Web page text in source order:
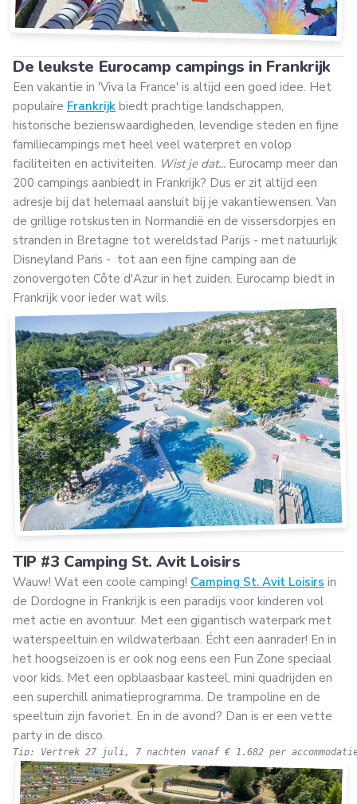
De leukste Eurocamp campings in Frankrijk
Een vakantie in 'Viva la France' is altijd een goed idee. Het
populaire Frankrijk biedt prachtige landschappen,
historische bezienswaardigheden, levendige steden en fijne
familiecampings met heel veel waterpret en volop
faciliteiten en activiteiten. Wist je dat... Eurocamp meer dan
200 campings aanbiedt in Frankrijk? Dus er zit altijd een
adresje bij dat helemaal aansluit bij je vakantiewensen. Van
de grillige rotskusten in Normandië en de vissersdorpjes en
stranden in Bretagne tot wereldstad Parijs - met natuurlijk
Disneyland Paris - tot aan een fijne camping aan de
zonovergoten Côte d'Azur in het zuiden. Eurocamp biedt in
Frankrijk voor ieder wat wils.
TIP #3 Camping St. Avit Loisirs
Wauw! Wat een coole camping! Camping St. Avit Loisirs in
de Dordogne in Frankrijk is een paradijs voor kinderen vol
met actie en avontuur. Met een gigantisch waterpark met
waterspeeltuin en wildwaterbaan. Écht een aanrader! En in
het hoogseizoen is er ook nog eens een Fun Zone speciaal
voor kids. Met een opblaasbaar kasteel, mini quadrijden en
een superchill animatieprogramma. De trampoline en de
speeltuin zijn favoriet. En in de avond? Dan is er een vette
party in de disco.
Tip: Vertrek 27 juli, 7 nachten vanaf € 1.682 per